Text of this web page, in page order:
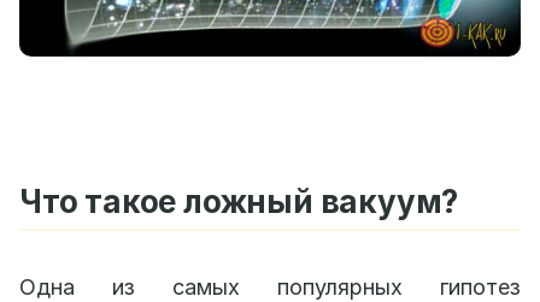
Что такое ложный вакуум?
Одна из самых популярных гипотез